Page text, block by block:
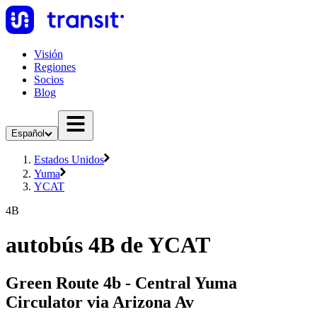
Visión
Regiones
Socios
Blog
Español
Estados Unidos
Yuma
YCAT
4B
autobús 4B de YCAT
Green Route 4b - Central Yuma
Circulator via Arizona Av